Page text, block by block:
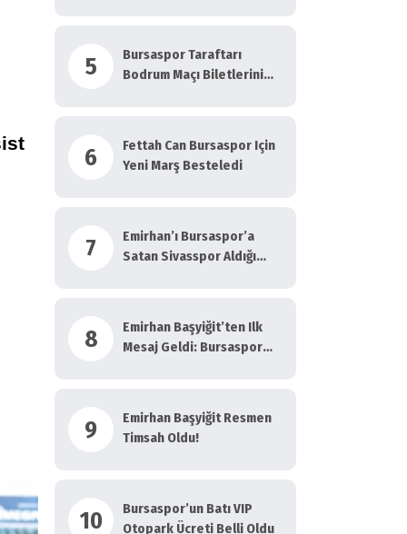
5
Bursaspor Taraftarı
Bodrum Maçı Biletlerini
6
Fettah Can Bursaspor Için
Yeni Marş Besteledi
7
Emirhan’ı Bursaspor’a
Satan Sivasspor Aldığı
8
Emirhan Başyiğit’ten Ilk
Mesaj Geldi: Bursaspor
9
Emirhan Başyiğit Resmen
Timsah Oldu!
10
Bursaspor’un Batı VIP
Otopark Ücreti Belli Oldu